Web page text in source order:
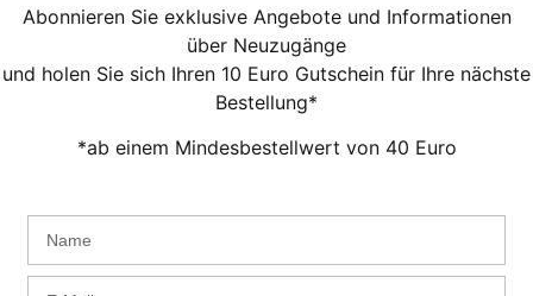
Abonnieren Sie exklusive Angebote und Informationen
über Neuzugänge
und holen Sie sich Ihren 10 Euro Gutschein für Ihre nächste
Bestellung*
*ab einem Mindesbestellwert von 40 Euro